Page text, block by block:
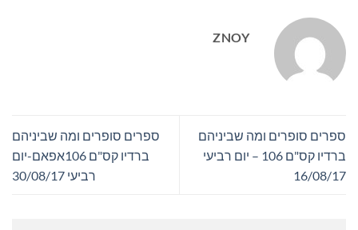
ZNOY
ספרים סופרים ומה שביניהם
ברדיו קס"ם 106 – יום רביעי
16/08/17
ספרים סופרים ומה שביניהם
ברדיו קס"ם 106אפאם-יום
רביעי 30/08/17